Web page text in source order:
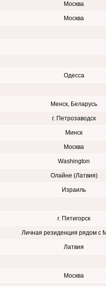
Москва
Москва
Одесса
Менск, Беларусь
г. Петрозаводск
Минск
Москва
Washington
Олайне (Латвия)
Израиль
г. Пятигорск
Личная резиденция рядом с
Латвия
Москва